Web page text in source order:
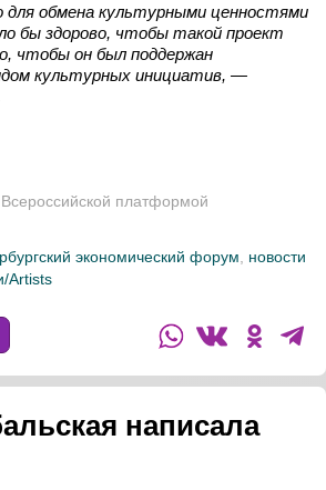
обмена культурными ценностями
бы здорово, чтобы такой проект
чтобы он был поддержан
культурных инициатив, —
платформой
экономический форум
новости
Artists
написала